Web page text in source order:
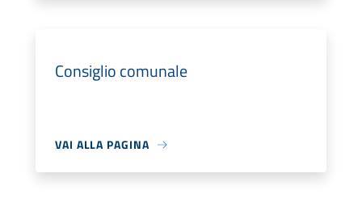
Consiglio comunale
VAI ALLA PAGINA